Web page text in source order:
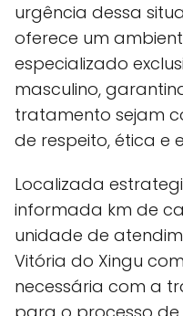
urgência dessa
oferece um
especializado
masculino,
tratamento sejam
de respeito, ética e
Localizada
informada km de
unidade de
Vitória do Xingu
necessária com a